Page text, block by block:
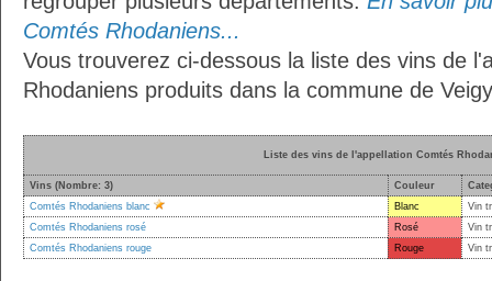
Comtés Rhodaniens...
Vous trouverez ci-dessous la liste des vins de
Rhodaniens produits dans la commune de
Liste des vins de l'appellation Comtés
Vins (Nombre: 3) Couleur
Comtés Rhodaniens blanc
Blanc
Vin
Comtés Rhodaniens rosé
Rosé
Vin
Comtés Rhodaniens rouge
Rouge Vin